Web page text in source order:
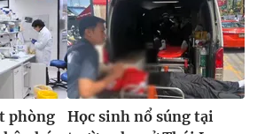
phòng
Học sinh nổ súng tại